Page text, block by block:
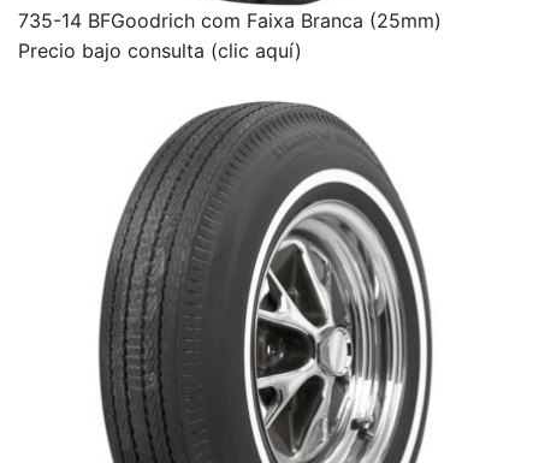
735-14 BFGoodrich com Faixa Branca (25mm)
Precio bajo consulta (clic aquí)